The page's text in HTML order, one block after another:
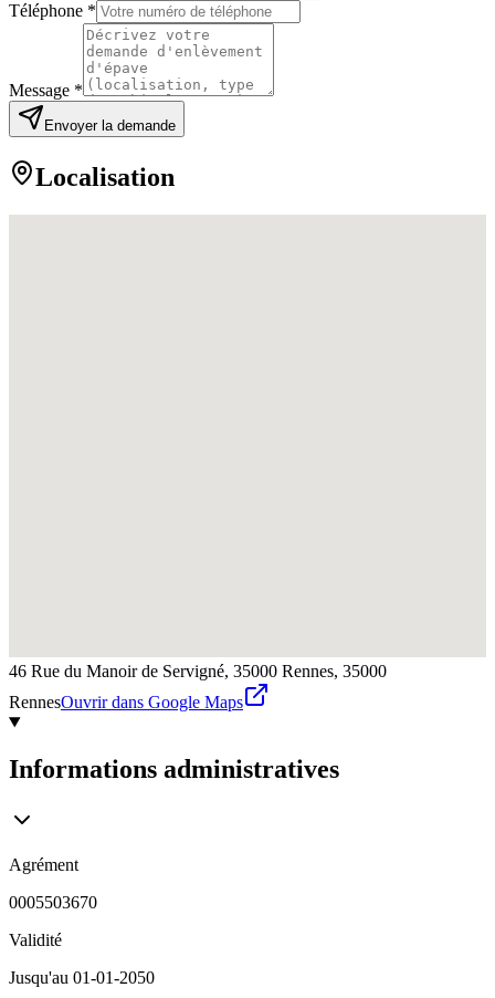
Téléphone *
Message *
Envoyer la demande
Localisation
46 Rue du Manoir de Servigné, 35000 Rennes, 35000
RennesOuvrir dans Google Maps
Informations administratives
Agrément
0005503670
Validité
Jusqu'au 01-01-2050